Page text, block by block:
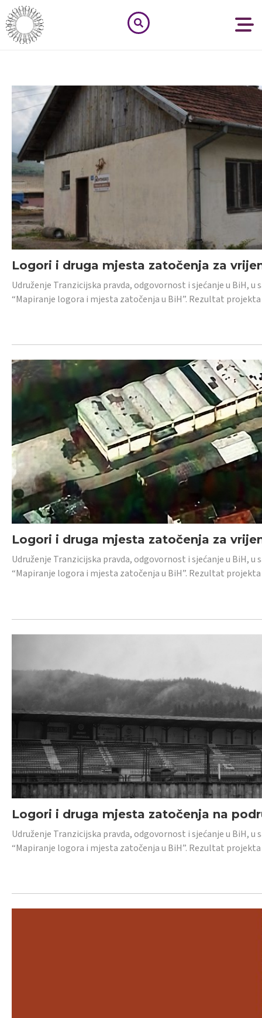
Logori i druga mjesta zatočenja za
Udruženje Tranzicijska pravda, odgovornost i sjećanje u BiH,
“Mapiranje logora i mjesta zatočenja u BiH”. Rezultat
Logori i druga mjesta zatočenja za
Udruženje Tranzicijska pravda, odgovornost i sjećanje u BiH,
“Mapiranje logora i mjesta zatočenja u BiH”. Rezultat
Logori i druga mjesta zatočenja na
Udruženje Tranzicijska pravda, odgovornost i sjećanje u BiH,
“Mapiranje logora i mjesta zatočenja u BiH”. Rezultat